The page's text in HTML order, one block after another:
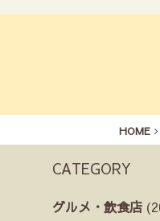
HOME
CATEGORY
グルメ・飲食店